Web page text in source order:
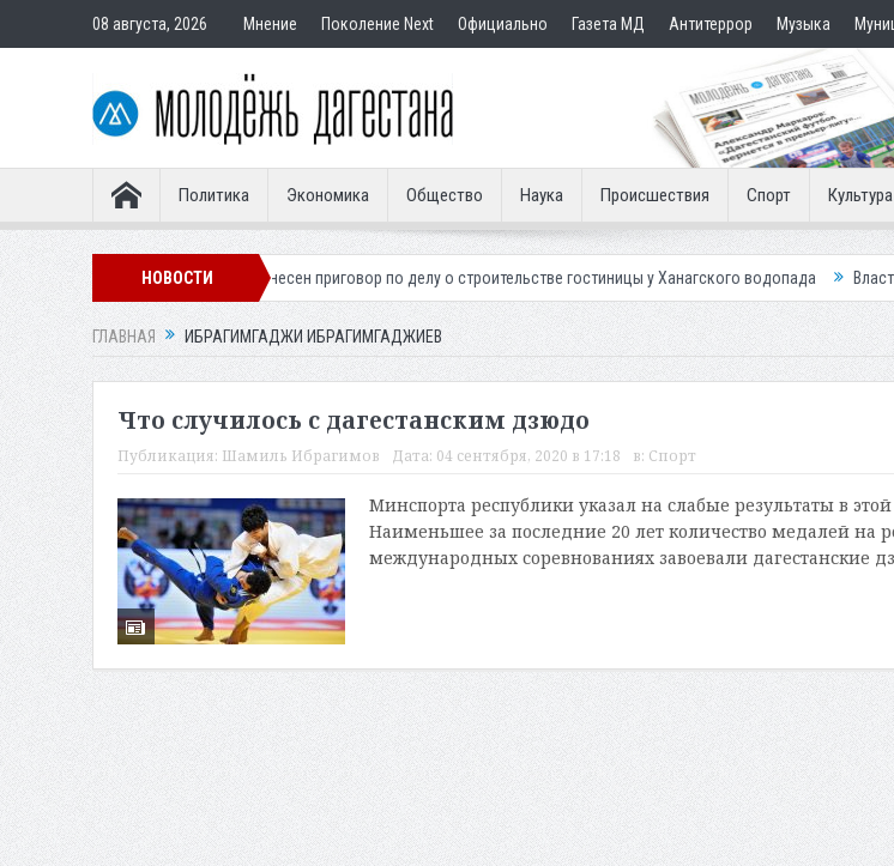
08 августа, 2026 Мнение Поколение Next Официально Газета МД Антитеррор Музыка
Политика Экономика Общество Наука Происшествия Спорт Культура
НОВОСТИ
легионера Вынесен приговор по делу о строительстве гостиницы у Ханагского водопада Власти Махачкалы
ГЛАВНАЯ ИБРАГИМГАДЖИ ИБРАГИМГАДЖИЕВ
Что случилось с дагестанским дзюдо
Публикация: Шамиль Ибрагимов Дата: 04 сентября, 2020 в 17:18 в: Спорт
Минспорта республики указал на слабые результаты в
Наименьшее за последние 20 лет количество медалей на
международных соревнованиях завоевали дагестанские